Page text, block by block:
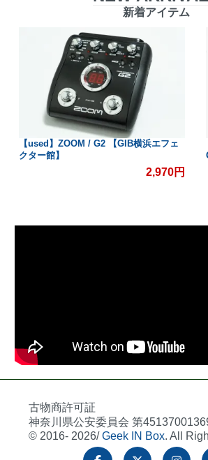
新着アイテム
【used】ZOOM / G2 【GIB横浜エフェ
クター館】
2,970円
古物商許可証
神奈川県公安委員会 第
© 2016- 2026/Geek IN Box. All